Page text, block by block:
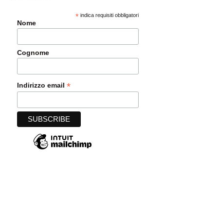
*indica requisiti obbligatori
Nome
Cognome
Indirizzo email *